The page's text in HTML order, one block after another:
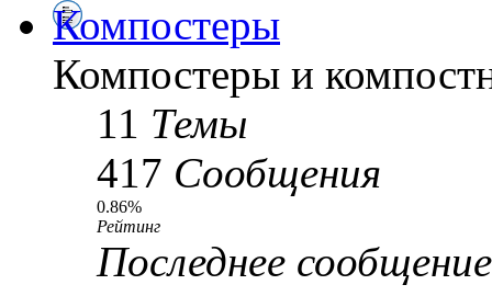
Компостеры
Компостеры и
11 Темы
417 Сообщения
0.86%
Рейтинг
Последнее сообщение